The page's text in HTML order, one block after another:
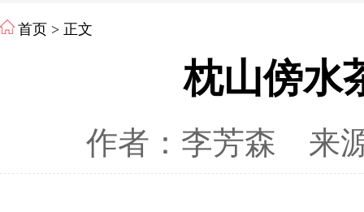
首页 > 正文
枕山傍水
作者：李芳森 来